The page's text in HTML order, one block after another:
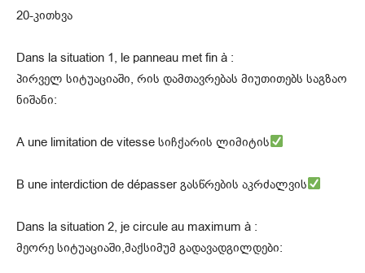
20-კითხვა
Dans la situation 1, le panneau met fin à :
პირველ სიტუაციაში, რის დამთავრებას მიუთითებს საგზაო
ნიშანი:
A une limitation de vitesse სიჩქარის ლიმიტის
B une interdiction de dépasser გასწრების აკრძალვის
Dans la situation 2, je circule au maximum à :
მეორე სიტუაციაში,მაქსიმუმ გადავადგილდები: